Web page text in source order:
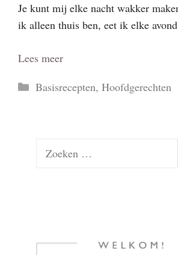
Je kunt mij elke nacht wakker
ik alleen thuis ben, eet ik elke
Lees meer
Categorieën
Basisrecepten, Hoofdgerechten
Zoek